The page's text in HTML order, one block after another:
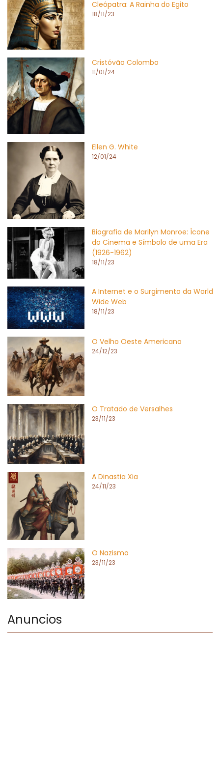
Cleópatra: A Rainha do Egito
18/11/23
Cristóvão Colombo
11/01/24
Ellen G. White
12/01/24
Biografia de Marilyn Monroe: Ícone
do Cinema e Símbolo de uma Era
(1926-1962)
18/11/23
A Internet e o Surgimento da World
Wide Web
18/11/23
O Velho Oeste Americano
24/12/23
O Tratado de Versalhes
23/11/23
A Dinastia Xia
24/11/23
O Nazismo
23/11/23
Anuncios